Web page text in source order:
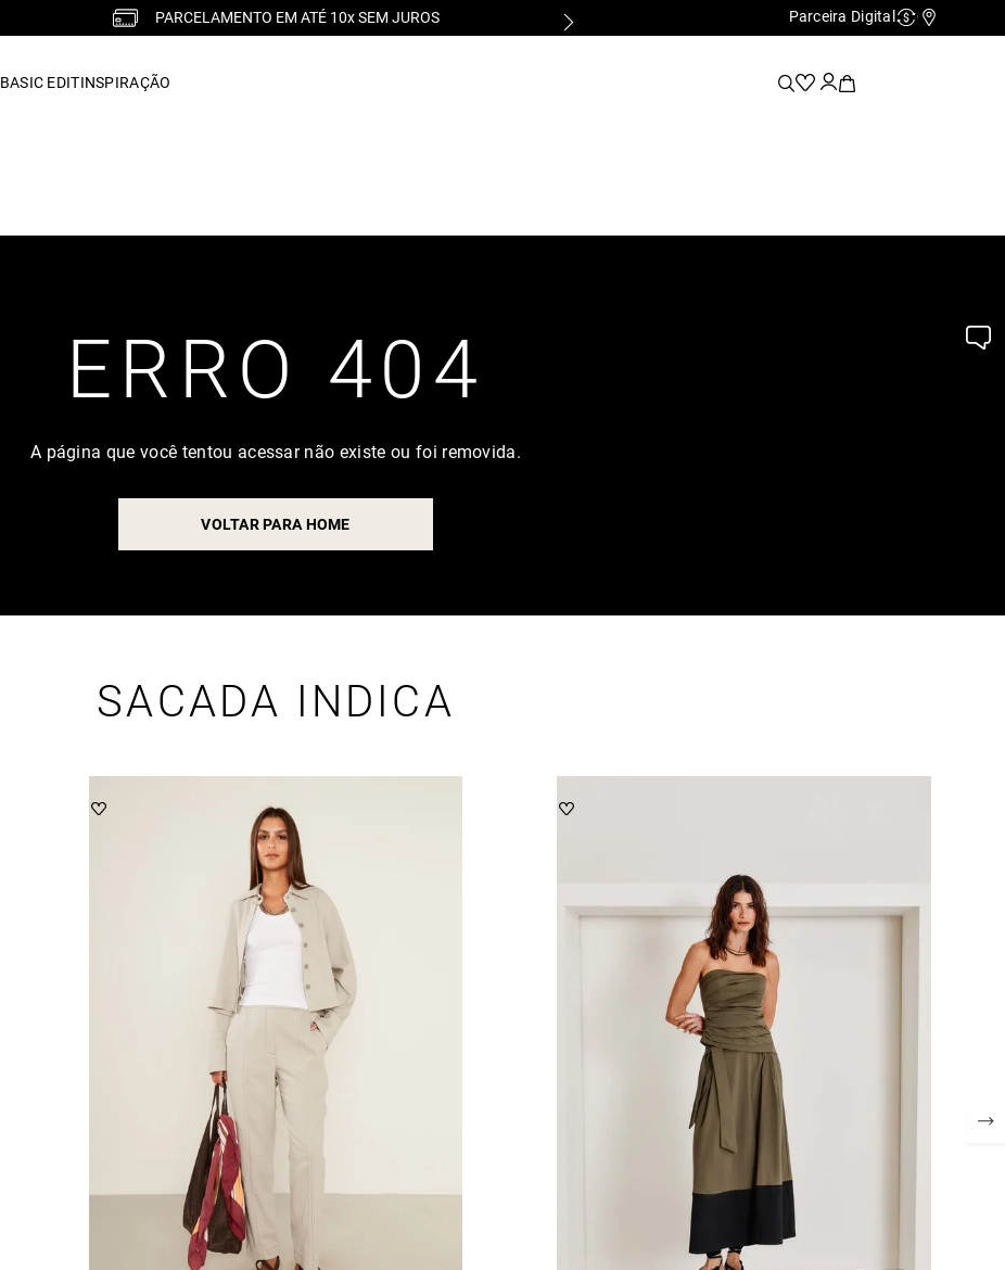
PARCELAMENTO EM ATÉ 10x SEM JUROS Parceira Digital Cashback
BASIC EDITINSPIRAÇÃO
ERRO 404
A página que você tentou acessar não existe ou foi removida.
VOLTAR PARA HOME
SACADA INDICA